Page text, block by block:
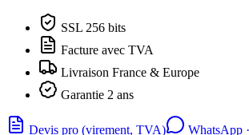
SSL 256 bits
Facture avec TVA
Livraison France & Europe
Garantie 2 ans
Devis pro (virement, TVA) WhatsApp